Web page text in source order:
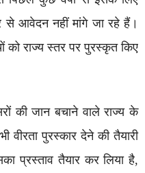
से आवेदन नहीं मांगे जा रहे हैं।
राज्य स्तर पर पुरस्कृत किए
की जान बचाने वाले राज्य के
वीरता पुरस्कार देने की तैयारी
प्रस्ताव तैयार कर लिया है,